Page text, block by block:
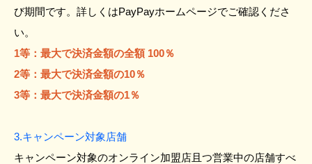
び期間です。詳しくはPayPayホームページでご確認くださ
い。
1等：最大で決済金額の全額 100％
2等：最大で決済金額の10％
3等：最大で決済金額の1％
3.キャンペーン対象店舗
キャンペーン対象のオンライン加盟店且つ営業中の店舗すべ